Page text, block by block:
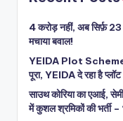
4 करोड़ नहीं, अब सिर्फ़ 23
मचाया बवाल!
YEIDA Plot Scheme
पूरा, YEIDA दे रहा है प्लॉट
साउथ कोरिया का एआई,
में कुशल श्रमिकों की भर्ती